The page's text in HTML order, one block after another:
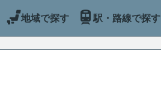
地域で探す 駅・路線で探す